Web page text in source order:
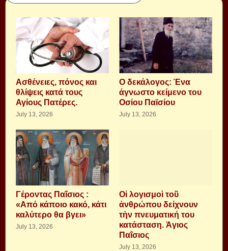
Aσθένειες, πόνος και
θλίψεις κατά τους
Αγίους Πατέρες.
July 13, 2026
Ο δεκάλογος: Ένα
άγνωστο κείμενο του
Οσίου Παϊσίου
July 13, 2026
Γέροντας Παΐσιος :
«Από κάποιο κακό, κάτι
καλύτερο θα βγει»
July 13, 2026
Οἱ λογισμοὶ τοῦ
ἀνθρώπου δείχνουν
τὴν πνευματική του
κατάσταση. Ἁγιος
Παΐσιος
July 13, 2026